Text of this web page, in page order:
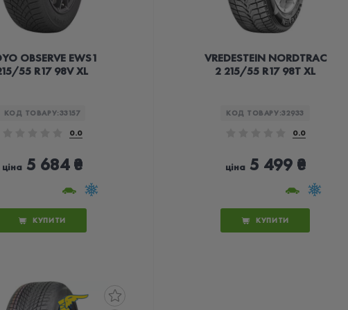
OBSERVE EWS1
55 R17 98V XL
КОД ТОВАРУ:33157
0.0
ціна5 684 ₴
КУПИТИ
VREDESTEIN NORDTRAC
2 215/55 R17 98T XL
КОД ТОВАРУ:32933
0.0
ціна5 499 ₴
КУПИТИ